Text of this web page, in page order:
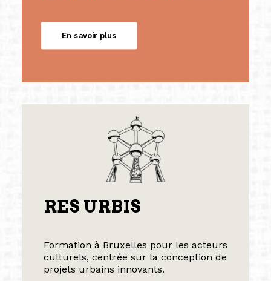
En savoir plus
RES URBIS
Formation à Bruxelles pour les acteurs
culturels, centrée sur la conception de
projets urbains innovants.